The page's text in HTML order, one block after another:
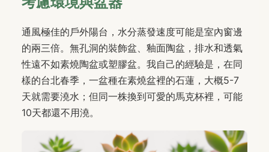
通風極佳的戶外陽台，水分蒸發速度可能是室內窗邊
的兩三倍。無孔洞的裝飾盆、釉面陶盆，排水和透氣
性遠不如素燒陶盆或塑膠盆。我自己的經驗是，在同
樣的台北春季，一盆種在素燒盆裡的石蓮，大概5-7
天就需要澆水；但同一株換到可愛的馬克杯裡，可能
10天都還不用澆。